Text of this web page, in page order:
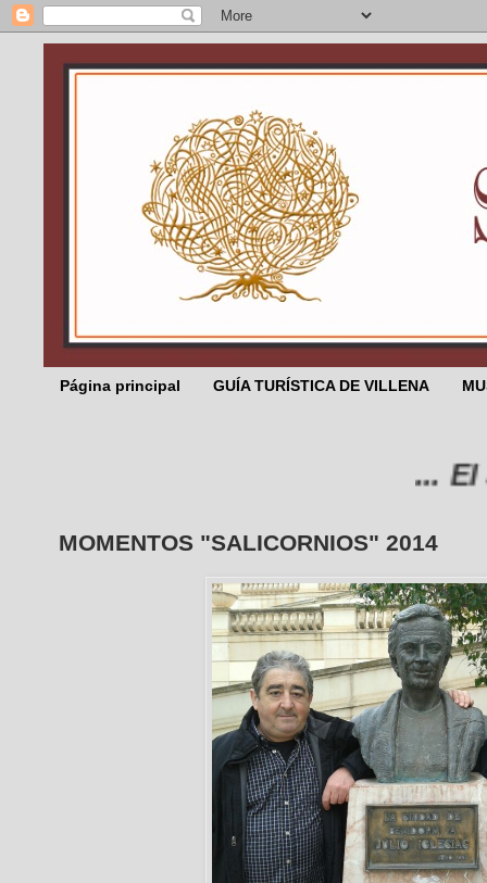
Página principal GUÍA TURÍSTICA DE VILLENA
... El
MOMENTOS "SALICORNIOS" 2014